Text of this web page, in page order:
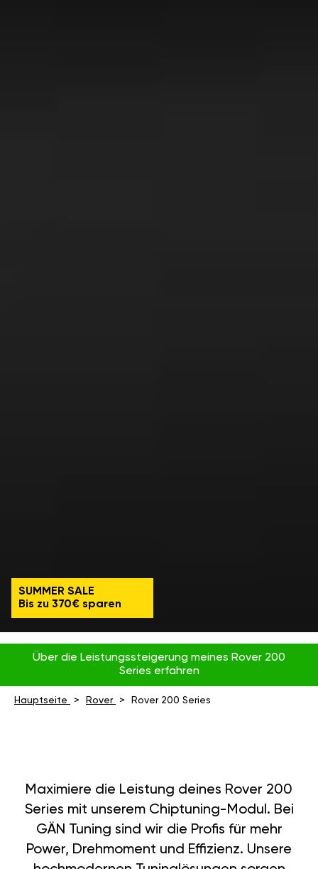
SUMMER SALE
Bis zu 370€ sparen
Über die Leistungssteigerung meines Rover 200
Series erfahren
Hauptseite Rover Rover 200 Series
Maximiere die Leistung deines Rover 200
Series mit unserem Chiptuning-Modul. Bei
GÄN Tuning sind wir die Profis für mehr
Power, Drehmoment und Effizienz. Unsere